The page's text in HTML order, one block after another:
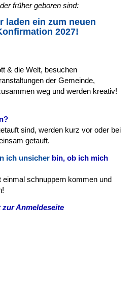
früher geboren sind:
laden ein zum neuen
2027!
& die Welt, besuchen
der Gemeinde,
weg und werden kreativ!
sind, werden kurz vor oder bei
getauft.
ich unsicher bin, ob ich mich
schnuppern kommen und
Anmeldeseite